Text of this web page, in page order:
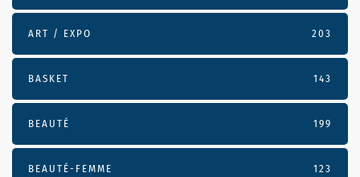
ART / EXPO 203
BASKET 143
BEAUTÉ 199
BEAUTÉ-FEMME 123